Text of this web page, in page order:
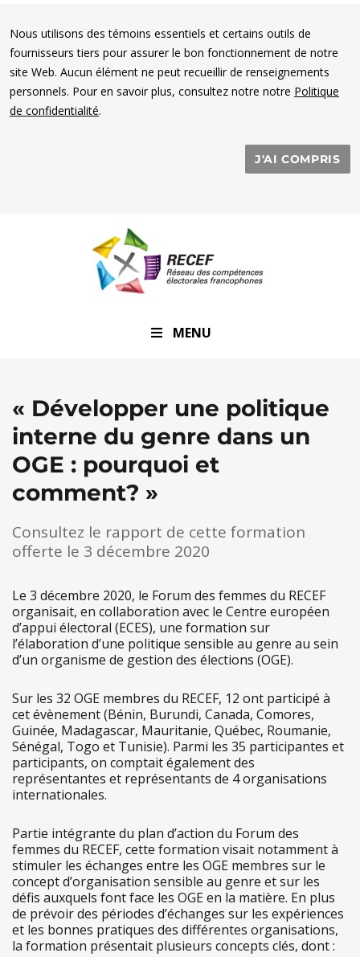
Nous utilisons des témoins essentiels et certains outils de
fournisseurs tiers pour assurer le bon fonctionnement de notre
site Web. Aucun élément ne peut recueillir de renseignements
personnels. Pour en savoir plus, consultez notre notre Politique
de confidentialité.
J'AI COMPRIS
« Développer une politique
interne du genre dans un
OGE : pourquoi et
comment? »
Consultez le rapport de cette formation
offerte le 3 décembre 2020
Le 3 décembre 2020, le Forum des femmes du RECEF
organisait, en collaboration avec le Centre européen
d’appui électoral (ECES), une formation sur
l’élaboration d’une politique sensible au genre au sein
d’un organisme de gestion des élections (OGE).
Sur les 32 OGE membres du RECEF, 12 ont participé à
cet évènement (Bénin, Burundi, Canada, Comores,
Guinée, Madagascar, Mauritanie, Québec, Roumanie,
Sénégal, Togo et Tunisie). Parmi les 35 participantes et
participants, on comptait également des
représentantes et représentants de 4 organisations
internationales.
Partie intégrante du plan d’action du Forum des
femmes du RECEF, cette formation visait notamment à
stimuler les échanges entre les OGE membres sur le
concept d’organisation sensible au genre et sur les
défis auxquels font face les OGE en la matière. En plus
de prévoir des périodes d’échanges sur les expériences
et les bonnes pratiques des différentes organisations,
la formation présentait plusieurs concepts clés, dont :
MENU